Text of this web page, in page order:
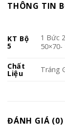
THÔNG TIN
KT Bộ
5
1 Bức
Chất
Liệu Tráng
ĐÁNH GIÁ (0)